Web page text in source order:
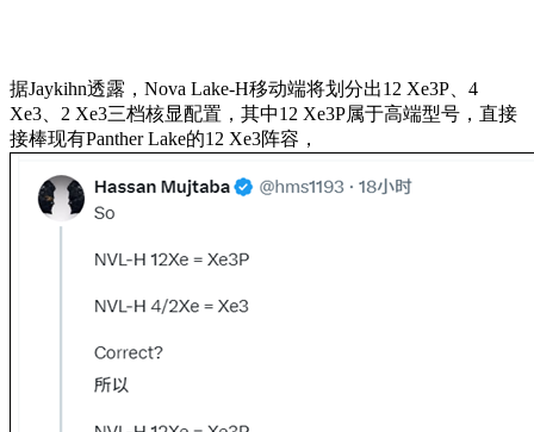
据Jaykihn透露，Nova Lake-H移动端将划分出12 Xe3P、4
Xe3、2 Xe3三档核显配置，其中12 Xe3P属于高端型号，直接
接棒现有Panther Lake的12 Xe3阵容，